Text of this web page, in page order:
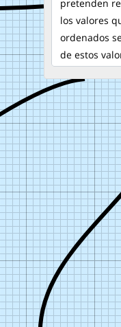
pretenden
los valores
ordenados
de estos